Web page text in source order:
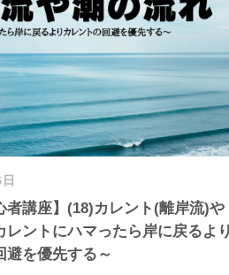
者講座】(18)カレント(離岸流)や
レントにハマったら岸に戻るよ
避を優先する～